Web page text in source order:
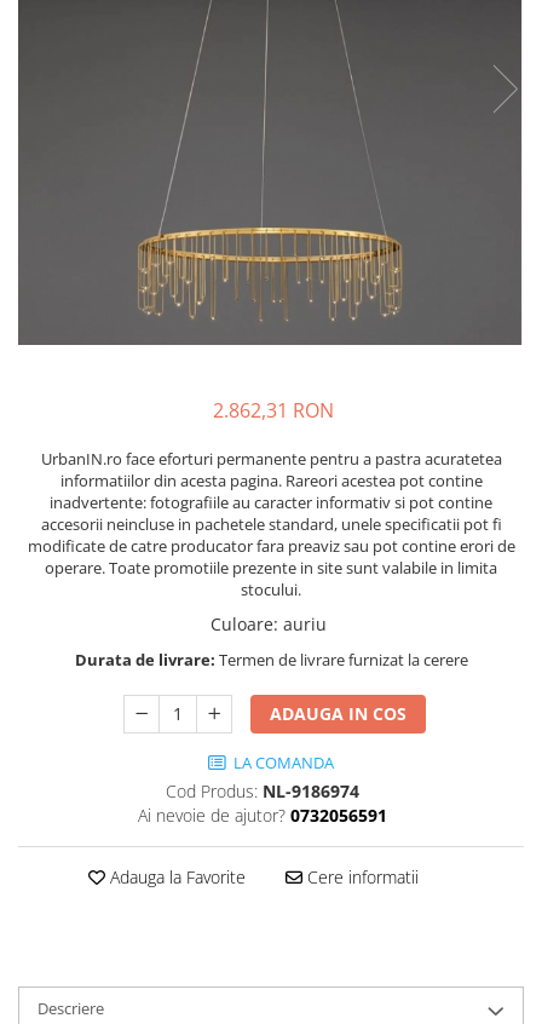
2.862,31 RON
UrbanIN.ro face eforturi permanente pentru a pastra acuratetea
informatiilor din acesta pagina. Rareori acestea pot contine
inadvertente: fotografiile au caracter informativ si pot contine
accesorii neincluse in pachetele standard, unele specificatii pot fi
modificate de catre producator fara preaviz sau pot contine erori de
operare. Toate promotiile prezente in site sunt valabile in limita
stocului.
Culoare: auriu
Durata de livrare: Termen de livrare furnizat la cerere
ADAUGA IN COS
LA COMANDA
Cod Produs: NL-9186974
Ai nevoie de ajutor? 0732056591
Adauga la Favorite Cere informatii
Descriere